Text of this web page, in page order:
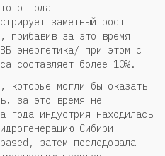
года –
заметный рост
прибавив за это время
энергетика/ при этом с
составляет более 10%.
которые могли бы оказать
за это время не
года индустрия находилась
Сибири
затем последовала